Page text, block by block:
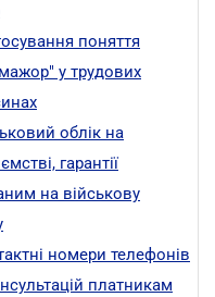
поняття
у трудових
облік на
гарантії
на військову
номери телефонів
платникам